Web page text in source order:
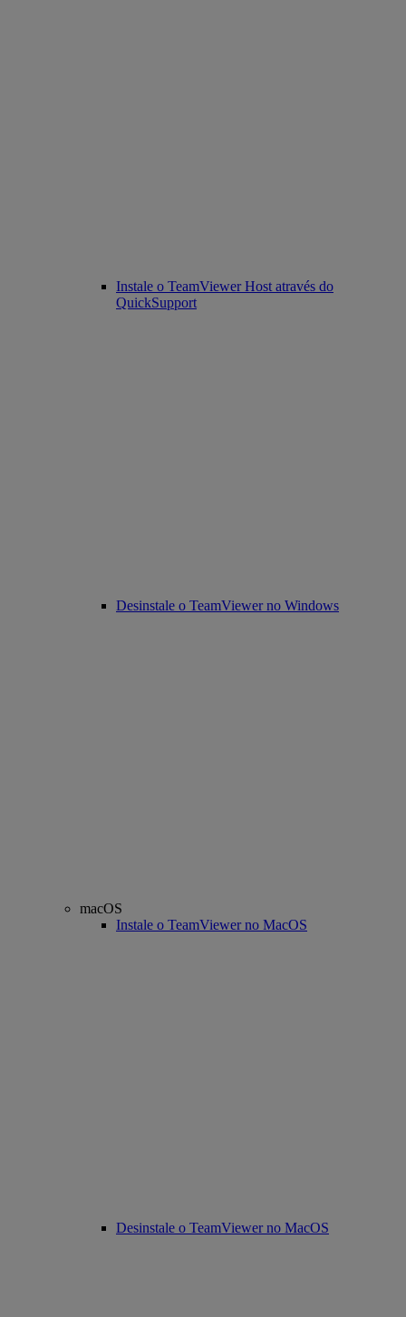
Instale o TeamViewer Host através do
QuickSupport
Desinstale o TeamViewer no Windows
macOS
Instale o TeamViewer no MacOS
Desinstale o TeamViewer no MacOS